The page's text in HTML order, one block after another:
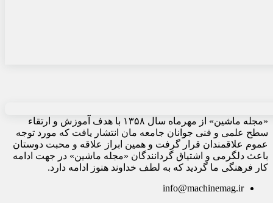
«مجله ماشین» از مهرماه سال ۱۳۵۸ با هدف آموزش و ارتقاء
سطح علمی و فنی جوانان جامعه مان انتشار یافت که مورد توجه
عموم علاقمندان قرار گرفت و همین ابراز علاقه و محبت دوستان
باعث دلگرمی و اشتیاق گردانندگان «مجله ماشین» در جهت ادامه
کار فرهنگی ما گردید که به لطف خداوند هنوز ادامه دارد.
info@machinemag.ir